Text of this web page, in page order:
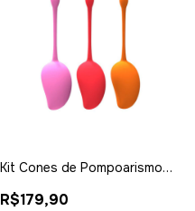
Kit Cones de Pompoarismo
R$179,90